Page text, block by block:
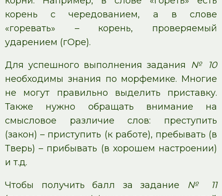
корень с чередованием, а в слове
«горевать» – корень, проверяемый
ударением (гОре).
Для успешного выполнения задания
№ 10
необходимы знания по морфемике. Многие
не могут правильно выделить приставку.
Также нужно обращать внимание на
смысловое различие слов: преступить
(закон) – приступить (к работе), пребывать (в
Тверь) – прибывать (в хорошем настроении)
и т.д.
Чтобы получить балл за задание № 11